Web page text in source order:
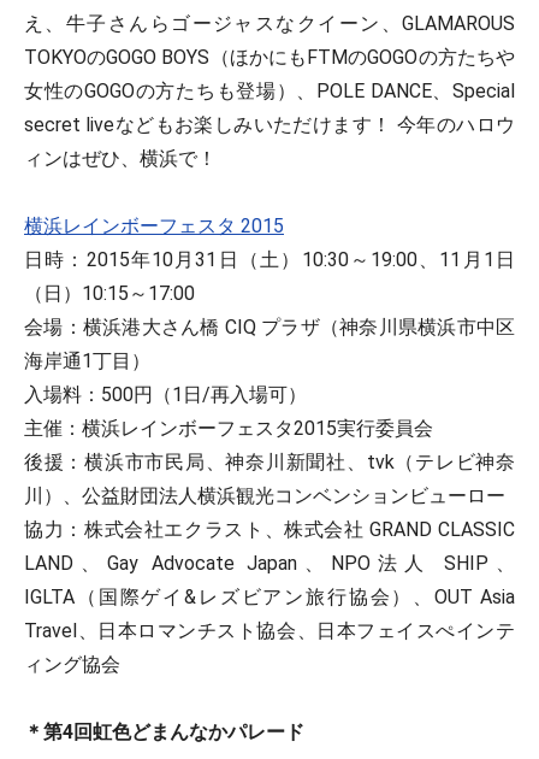
え、牛子さんらゴージャスなクイーン、GLAMAROUS
TOKYOのGOGO BOYS（ほかにもFTMのGOGOの方たちや
女性のGOGOの方たちも登場）、POLE DANCE、Special
secret liveなどもお楽しみいただけます！ 今年のハロウ
ィンはぜひ、横浜で！
横浜レインボーフェスタ 2015
日時：2015年10月31日（土）10:30～19:00、11月1日
（日）10:15～17:00
会場：横浜港大さん橋 CIQ プラザ（神奈川県横浜市中区
海岸通1丁目）
入場料：500円（1日/再入場可）
主催：横浜レインボーフェスタ2015実行委員会
後援：横浜市市民局、神奈川新聞社、tvk（テレビ神奈
川）、公益財団法人横浜観光コンベンションビューロー
協力：株式会社エクラスト、株式会社 GRAND CLASSIC
LAND、Gay Advocate Japan、NPO法人 SHIP、
IGLTA（国際ゲイ&レズビアン旅行協会）、OUT Asia
Travel、日本ロマンチスト協会、日本フェイスぺインテ
ィング協会
＊第4回虹色どまんなかパレード